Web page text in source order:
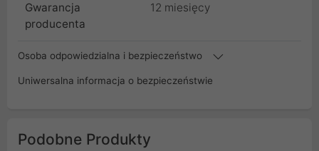
Gwarancja
producenta
12 miesięcy
Osoba odpowiedzialna i bezpieczeństwo
Uniwersalna informacja o bezpieczeństwie
Podobne Produkty